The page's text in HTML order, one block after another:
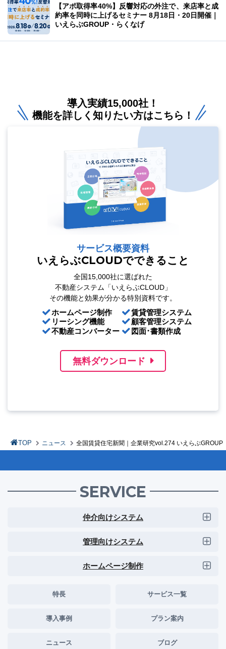
【アポ取得率40%】反響対応の外注で、来店率と成
約率を同時に上げるセミナー 8月18日・20日開催｜
いえらぶGROUP・らくなげ
導入実績15,000社！
機能を詳しく知りたい方はこちら！
サービス概要資料
いえらぶCLOUDでできること
全国15,000社に選ばれた
不動産システム「いえらぶCLOUD」
その機能と効果が分かる特別資料です。
ホームページ制作
リーシング機能
不動産コンバーター
賃貸管理システム
顧客管理システム
図面･書類作成
無料ダウンロード
TOP ニュース 全国賃貸住宅新聞｜企業研究vol.274 いえらぶGROUP
SERVICE
仲介向けシステム
管理向けシステム
ホームページ制作
特長 サービス一覧
導入事例 プラン案内
ニュース ブログ